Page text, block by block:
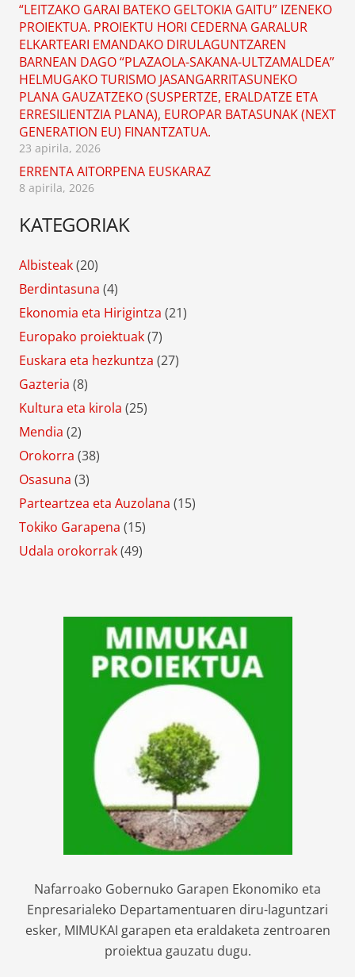
“LEITZAKO GARAI BATEKO GELTOKIA GAITU” IZENEKO
PROIEKTUA. PROIEKTU HORI CEDERNA GARALUR
ELKARTEARI EMANDAKO DIRULAGUNTZAREN
BARNEAN DAGO “PLAZAOLA-SAKANA-ULTZAMALDEA”
HELMUGAKO TURISMO JASANGARRITASUNEKO
PLANA GAUZATZEKO (SUSPERTZE, ERALDATZE ETA
ERRESILIENTZIA PLANA), EUROPAR BATASUNAK (NEXT
GENERATION EU) FINANTZATUA.
23 apirila, 2026
ERRENTA AITORPENA EUSKARAZ
8 apirila, 2026
KATEGORIAK
Albisteak(20)
Berdintasuna (4)
Ekonomia eta Hirigintza (21)
Europako proiektuak(7)
Euskara eta hezkuntza (27)
Gazteria (8)
Kultura eta kirola (25)
Mendia (2)
Orokorra (38)
Osasuna (3)
Parteartzea eta Auzolana (15)
Tokiko Garapena (15)
Udala orokorrak(49)
Nafarroako Gobernuko Garapen Ekonomiko eta
Enpresarialeko Departamentuaren diru-laguntzari
esker, MIMUKAI garapen eta eraldaketa zentroaren
proiektua gauzatu dugu.